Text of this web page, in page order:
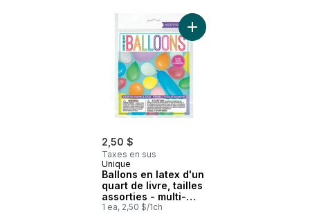
2,50 $
Taxes en sus
Unique
Ballons en latex d'un
quart de livre, tailles
assorties - multi-
couleurs
1 ea, 2,50 $/1ch
Ajouter Ballons en latex